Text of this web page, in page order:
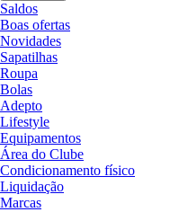
Saldos
Boas ofertas
Novidades
Sapatilhas
Roupa
Bolas
Adepto
Lifestyle
Equipamentos
Área do Clube
Condicionamento físico
Liquidação
Marcas